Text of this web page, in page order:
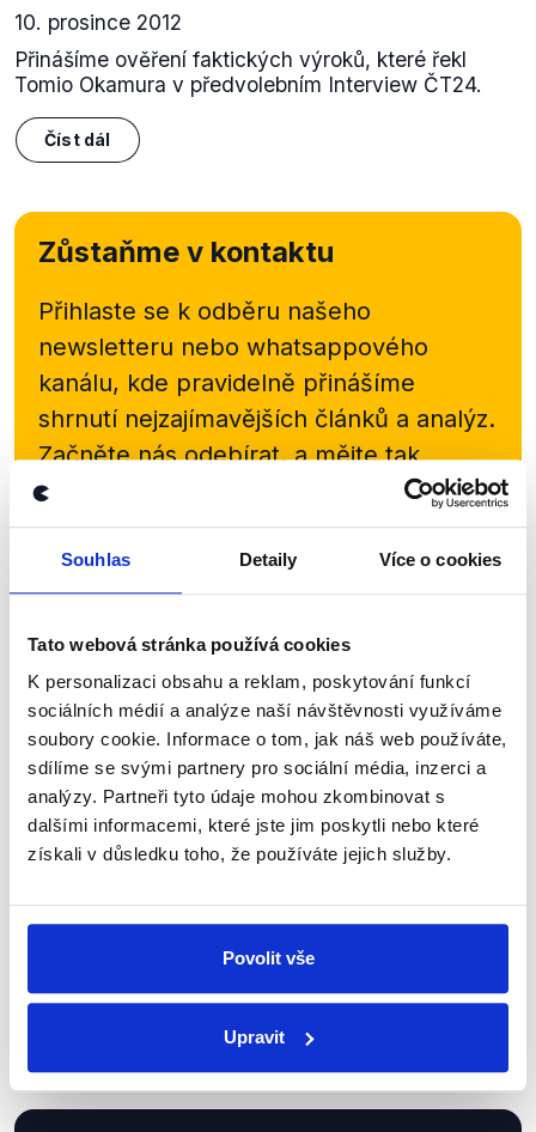
Souhlas Detaily Více o cookies
Tato webová stránka používá cookies
K personalizaci obsahu a reklam, poskytování funkcí
sociálních médií a analýze naší návštěvnosti využíváme
soubory cookie. Informace o tom, jak náš web používáte,
sdílíme se svými partnery pro sociální média, inzerci a
analýzy. Partneři tyto údaje mohou zkombinovat s
dalšími informacemi, které jste jim poskytli nebo které
získali v důsledku toho, že používáte jejich služby.
Povolit vše
Upravit
10. prosince 2012
Přinášíme ověření faktických výroků, které řekl
Tomio Okamura v předvolebním Interview ČT24.
Číst dál
Zůstaňme v kontaktu
Přihlaste se k odběru našeho
newsletteru nebo whatsappového
kanálu, kde pravidelně přinášíme
shrnutí nejzajímavějších článků a analýz.
Začněte nás odebírat, a mějte tak
přehled o tom, jaké dezinformace a
nepravdy se zrovna v Česku šíří.
Newsletter
Sociální sítě
Nenechte si ujít nejnovější události
z Demagog.cz. Sdílením našich
příspěvků přátelům podpoříte naši